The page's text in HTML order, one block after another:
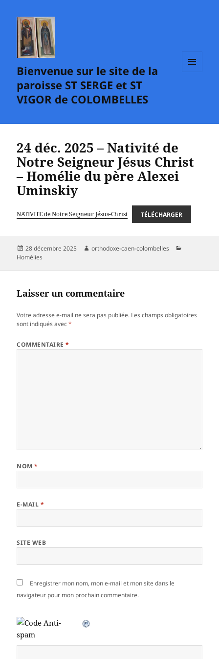
Bienvenue sur le site de la
paroisse ST SERGE et ST
VIGOR de COLOMBELLES
24 déc. 2025 – Nativité de
Notre Seigneur Jésus Christ
– Homélie du père Alexei
Uminskiy
NATIVITE de Notre Seigneur Jésus-Christ TÉLÉCHARGER
Publié
le
28 décembre 2025 Auteur
orthodoxe-caen-colombelles
Homélies
Laisser un commentaire
Votre adresse e-mail ne sera pas publiée. Les champs obligatoires
sont indiqués avec*
COMMENTAIRE*
NOM*
E-MAIL *
SITE WEB
Enregistrer mon nom, mon e-mail et mon site dans le
navigateur pour mon prochain commentaire.